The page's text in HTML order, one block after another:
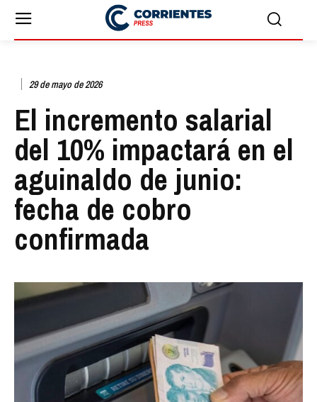
29 de mayo de 2026
El incremento salarial
del 10% impactará en el
aguinaldo de junio:
fecha de cobro
confirmada